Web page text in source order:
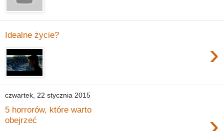
Idealne życie?
›
czwartek, 22 stycznia 2015
5 horrorów, które warto
obejrzeć